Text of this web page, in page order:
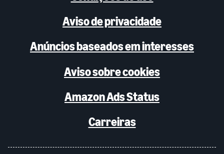
Aviso de privacidade
Anúncios baseados em interesses
Aviso sobre cookies
Amazon Ads Status
Carreiras